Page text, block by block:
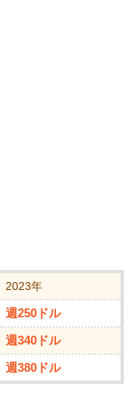
2023年
週250ドル
週340ドル
週380ドル